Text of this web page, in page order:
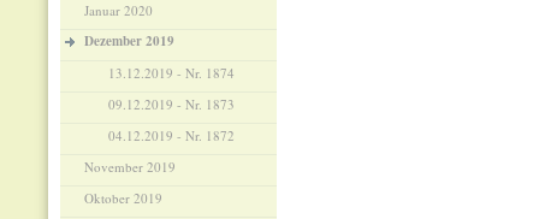
Januar 2020
Dezember 2019
13.12.2019 - Nr. 1874
09.12.2019 - Nr. 1873
04.12.2019 - Nr. 1872
November 2019
Oktober 2019